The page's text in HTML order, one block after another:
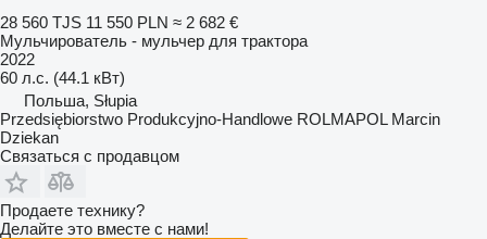
28 560 TJS 11 550 PLN ≈ 2 682 €
Мульчирователь - мульчер для трактора
2022
60 л.с. (44.1 кВт)
Польша, Słupia
Przedsiębiorstwo Produkcyjno-Handlowe ROLMAPOL Marcin
Dziekan
Связаться с продавцом
Продаете технику?
Делайте это вместе с нами!